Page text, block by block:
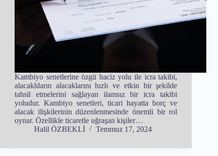
Kambiyo senetlerine özgü haciz yolu ile icra takibi,
alacaklıların alacaklarını hızlı ve etkin bir şekilde
tahsil etmelerini sağlayan ilamsız bir icra takibi
yoludur. Kambiyo senetleri, ticari hayatta borç ve
alacak ilişkilerinin düzenlenmesinde önemli bir rol
oynar. Özellikle ticaretle uğraşan kişiler…
Halil ÖZBEKLİ
Temmuz 17, 2024